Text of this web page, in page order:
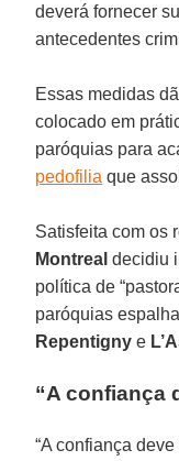
deverá fornecer
antecedentes
Essas medidas
colocado em
paróquias para
pedofilia que
Satisfeita com os
Montrealdecidiu
política de
paróquias
Repentigny e
“A confiança
“A confiança